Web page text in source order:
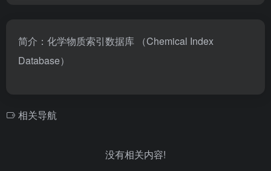
简介：化学物质索引数据库 （Chemical Index
Database）
相关导航
没有相关内容!